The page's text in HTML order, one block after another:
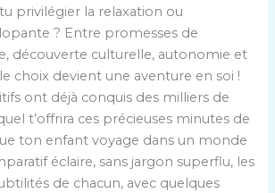
privilégier la relaxation ou
? Entre promesses de
découverte culturelle, autonomie et
choix devient une aventure en soi !
ont déjà conquis des milliers de
t’offrira ces précieuses minutes de
ton enfant voyage dans un monde
éclaire, sans jargon superflu, les
de chacun, avec quelques